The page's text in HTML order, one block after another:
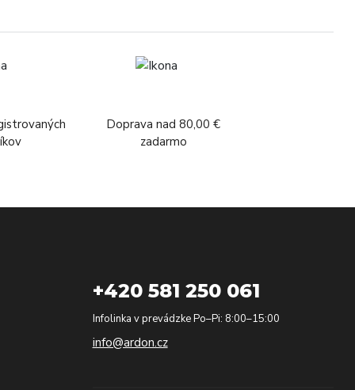
Doprava nad 80,00 €
zadarmo
+420 581 250 061
Infolinka v prevádzke Po–Pi: 8:00–15:00
info@ardon.cz